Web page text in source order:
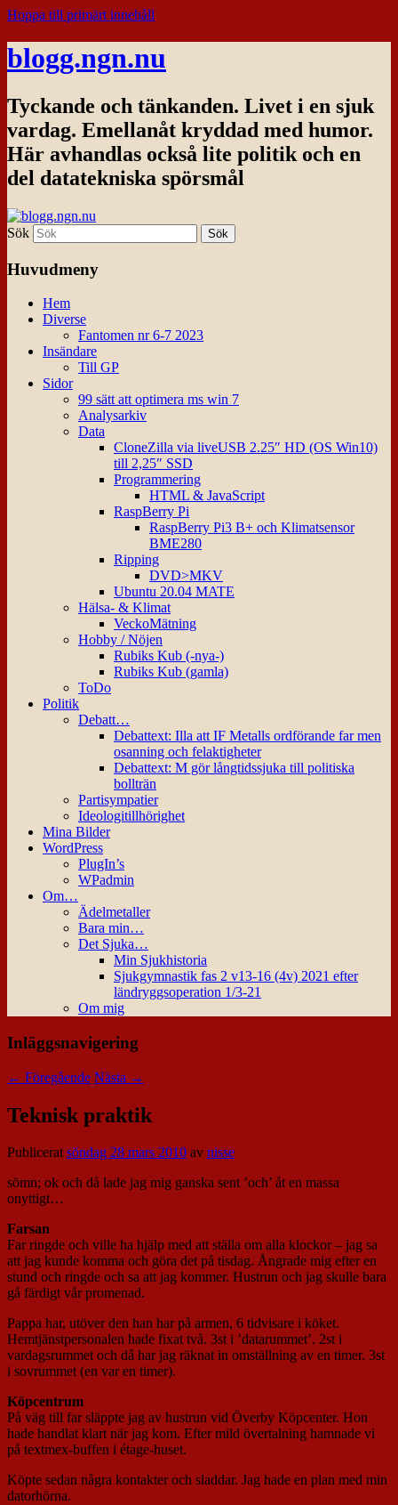
Hoppa till primärt innehåll
blogg.ngn.nu
Tyckande och tänkanden. Livet i en sjuk
vardag. Emellanåt kryddad med humor.
Här avhandlas också lite politik och en
del datatekniska spörsmål
Sök
Huvudmeny
Hem
Diverse
Fantomen nr 6-7 2023
Insändare
Till GP
Sidor
99 sätt att optimera ms win 7
Analysarkiv
Data
CloneZilla via liveUSB 2.25″ HD (OS Win10)
till 2,25″ SSD
Programmering
HTML & JavaScript
RaspBerry Pi
RaspBerry Pi3 B+ och Klimatsensor
BME280
Ripping
DVD>MKV
Ubuntu 20.04 MATE
Hälsa- & Klimat
VeckoMätning
Hobby / Nöjen
Rubiks Kub (-nya-)
Rubiks Kub (gamla)
ToDo
Politik
Debatt…
Debattext: Illa att IF Metalls ordförande far men
osanning och felaktigheter
Debattext: M gör långtidssjuka till politiska
bollträn
Partisympatier
Ideologitillhörighet
Mina Bilder
WordPress
PlugIn’s
WPadmin
Om…
Ädelmetaller
Bara min…
Det Sjuka…
Min Sjukhistoria
Sjukgymnastik fas 2 v13-16 (4v) 2021 efter
ländryggsoperation 1/3-21
Om mig
Inläggsnavigering
← Föregående Nästa →
Teknisk praktik
Publiceratsöndag 28 mars 2010 av nisse
sömn; ok och då lade jag mig ganska sent ’och’ åt en massa
onyttigt…
Farsan
Far ringde och ville ha hjälp med att ställa om alla klockor – jag sa
att jag kunde komma och göra det på tisdag. Ångrade mig efter en
stund och ringde och sa att jag kommer. Hustrun och jag skulle bara
gå färdigt vår promenad.
Pappa har, utöver den han har på armen, 6 tidvisare i köket.
Hemtjänstpersonalen hade fixat två. 3st i ’datarummet’. 2st i
vardagsrummet och då har jag räknat in omställning av en timer. 3st
i sovrummet (en var en timer).
Köpcentrum
På väg till far släppte jag av hustrun vid Överby Köpcenter. Hon
hade handlat klart när jag kom. Efter mild övertalning hamnade vi
på textmex-buffen i étage-huset.
Köpte sedan några kontakter och sladdar. Jag hade en plan med min
datorhörna.